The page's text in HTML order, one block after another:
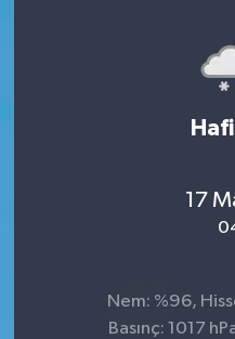
17
Nem: %96,
Basınç: 1017